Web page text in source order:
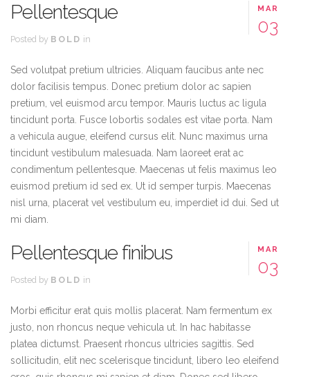
MAR
03
Pellentesque
Posted by BOLD in
Sed volutpat pretium ultricies. Aliquam faucibus ante nec
dolor facilisis tempus. Donec pretium dolor ac sapien
pretium, vel euismod arcu tempor. Mauris luctus ac ligula
tincidunt porta. Fusce lobortis sodales est vitae porta. Nam
a vehicula augue, eleifend cursus elit. Nunc maximus urna
tincidunt vestibulum malesuada. Nam laoreet erat ac
condimentum pellentesque. Maecenas ut felis maximus leo
euismod pretium id sed ex. Ut id semper turpis. Maecenas
nisl urna, placerat vel vestibulum eu, imperdiet id dui. Sed ut
mi diam.
MAR
03
Pellentesque finibus
Posted by BOLD in
Morbi efficitur erat quis mollis placerat. Nam fermentum ex
justo, non rhoncus neque vehicula ut. In hac habitasse
platea dictumst. Praesent rhoncus ultricies sagittis. Sed
sollicitudin, elit nec scelerisque tincidunt, libero leo eleifend